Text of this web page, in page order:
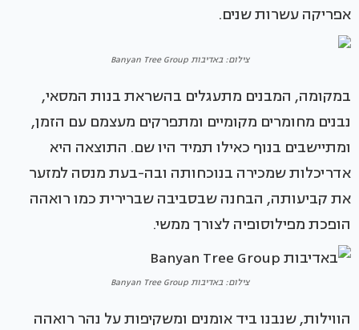
אפריקה עשרות שנים.
צילום: באדיבות Banyan Tree Group
במקומה, המבנים מתעגלים בהשראת בנות המסאי,
נבנים מחומרים מקומיים ומתפרקים מעצמם עם הזמן,
ומתיישבים בנוף כאילו תמיד היו שם. התוצאה היא
אדריכלות שמכירה בנוכחותה ובה-בעת מנסה למזער
את קביעותה, הבחנה שבסביבה שברירית כמו רואהה
הופכת מפילוסופיה לצורך ממשי.
צילום: באדיבות Banyan Tree Group
הווילות, שנבנו ביד אומנים ומשקיפות על נהר רואהה